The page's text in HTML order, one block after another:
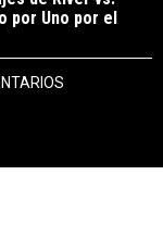
por Uno por el